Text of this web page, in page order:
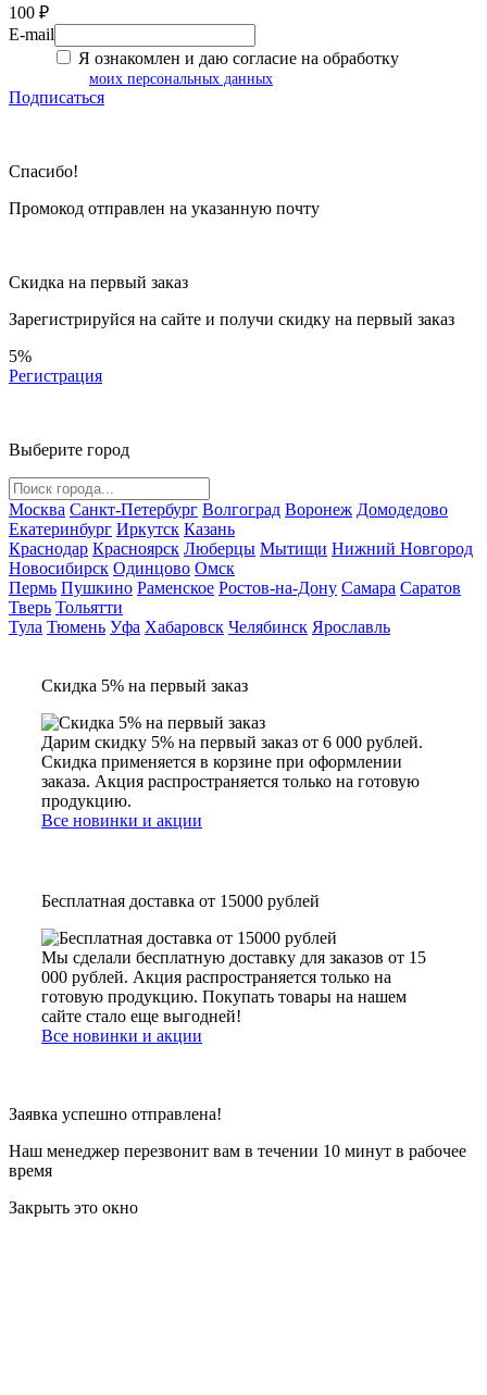
100 ₽
E-mail
Я ознакомлен и даю согласие на обработку
моих персональных данных
Подписаться
Спасибо!
Промокод отправлен на указанную почту
Скидка на первый заказ
Зарегистрируйся на сайте и получи скидку на первый заказ
5%
Регистрация
Выберите город
Москва Санкт-Петербург Волгоград Воронеж Домодедово
Екатеринбург Иркутск Казань
Краснодар Красноярск Люберцы Мытищи Нижний Новгород
Новосибирск Одинцово Омск
Пермь Пушкино Раменское Ростов-на-Дону Самара Саратов
Тверь Тольятти
Тула Тюмень Уфа Хабаровск Челябинск Ярославль
Скидка 5% на первый заказ
Дарим скидку 5% на первый заказ от 6 000 рублей.
Скидка применяется в корзине при оформлении
заказа. Акция распространяется только на готовую
продукцию.
Все новинки и акции
Бесплатная доставка от 15000 рублей
Мы сделали бесплатную доставку для заказов от 15
000 рублей. Акция распространяется только на
готовую продукцию. Покупать товары на нашем
сайте стало еще выгодней!
Все новинки и акции
Заявка успешно отправлена!
Наш менеджер перезвонит вам в течении 10 минут в рабочее
время
Закрыть это окно